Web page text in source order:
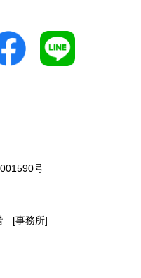
三重県
根県 号
[事務所]